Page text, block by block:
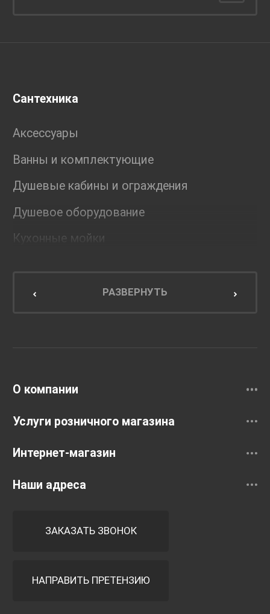
Сантехника
Аксессуары
Ванны и комплектующие
Душевые кабины и ограждения
Душевое оборудование
Кухонные мойки
Мебель для кухниРАЗВЕРНУТЬ
О компании
Услуги розничного магазина
Интернет-магазин
Наши адреса
ЗАКАЗАТЬ ЗВОНОК
НАПРАВИТЬ ПРЕТЕНЗИЮ